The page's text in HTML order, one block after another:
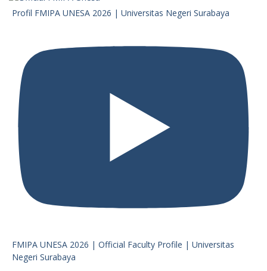
Profil FMIPA UNESA 2026 | Universitas Negeri Surabaya
FMIPA UNESA 2026 | Official Faculty Profile | Universitas
Negeri Surabaya